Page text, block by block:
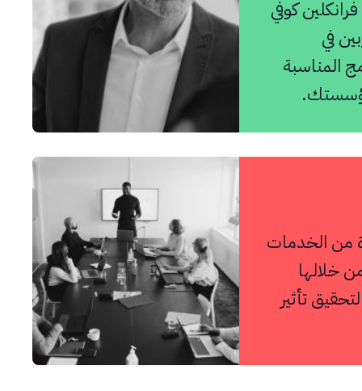
كوفي
في
المناسبة
من الخدمات
خلالها
تأثير